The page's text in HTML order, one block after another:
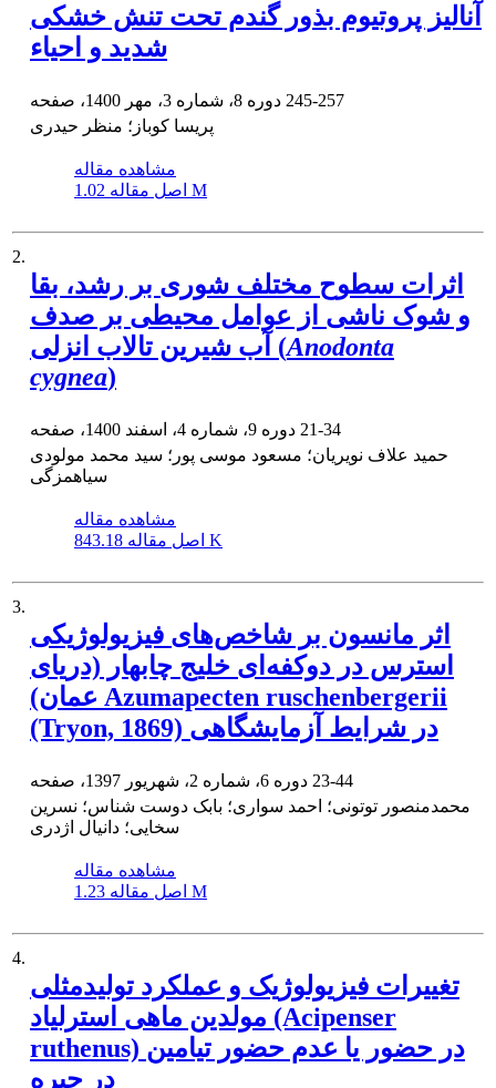
آنالیز پروتیوم بذور گندم تحت تنش خشکی
شدید و احیاء
245-257
پریسا کوباز؛ منظر حیدری
مشاهده مقاله
اصل مقاله 1.02 M
2.
اثرات سطوح مختلف شوری بر رشد، بقا
و شوک ناشی از عوامل محیطی بر صدف
آب شیرین تالاب انزلی (Anodonta
cygnea)
21-34
حمید علاف نویریان؛ مسعود موسی پور؛ سید محمد مولودی
سیاهمزگی
مشاهده مقاله
اصل مقاله 843.18 K
3.
اثر مانسون بر شاخص‌های فیزیولوژیکی
استرس در دوکفه‌ای خلیج چابهار (دریای
عمان) Azumapecten ruschenbergerii
(Tryon, 1869) در شرایط آزمایشگاهی
23-44
محمدمنصور توتونی؛ احمد سواری؛ بابک دوست شناس؛ نسرین
سخایی؛ دانیال اژدری
مشاهده مقاله
اصل مقاله 1.23 M
4.
تغییرات فیزیولوژیک و عملکرد تولیدمثلی
مولدین ماهی استرلیاد (Acipenser
ruthenus) در حضور یا عدم حضور تیامین
در جیره